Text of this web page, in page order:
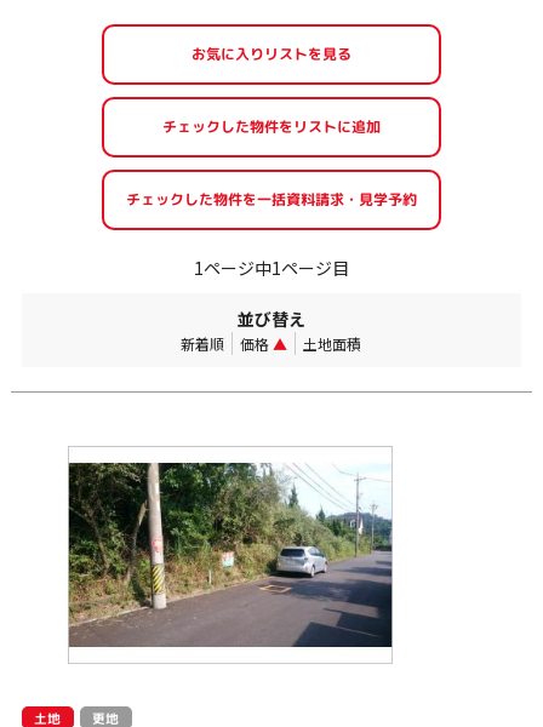
お気に入りリストを見る
1ページ中1ページ目
並び替え
新着順 価格 ▲ 土地面積
土地 更地